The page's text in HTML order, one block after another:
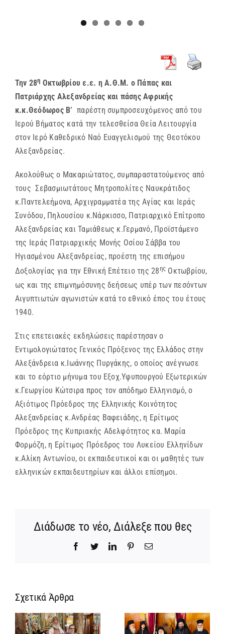
Την 28η Οκτωβρίου ε.ε. η Α.Θ.Μ. ο Πάπας και
Πατριάρχης Αλεξανδρείας και πάσης Αφρικής
κ.κ.Θεόδωρος Β’ παρέστη συμπροσευχόμενος από του
Ιερού Βήματος κατά την τελεσθείσα Θεία Λειτουργία
στον Ιερό Καθεδρικό Ναό Ευαγγελισμού της Θεοτόκου
Αλεξανδρείας.
Ακολούθως ο Μακαριώτατος, συμπαραστατούμενος από
τους Σεβασμιωτάτους Μητροπολίτες Ναυκράτιδος
κ.Παντελεήμονα, Αρχιγραμματέα της Αγίας και Ιεράς
Συνόδου, Πηλουσίου κ.Νάρκισσο, Πατριαρχικό Επίτροπο
Αλεξανδρείας και Ταμιάθεως κ.Γερμανό, Προϊστάμενο
της Ιεράς Πατριαρχικής Μονής Οσίου Σάββα του
Ηγιασμένου Αλεξανδρείας, προέστη της επισήμου
Δοξολογίας για την Εθνική Επέτειο της 28 ης Οκτωβρίου,
ως και της επιμνημόσυνης δεήσεως υπέρ των πεσόντων
Αιγυπτιωτών αγωνιστών κατά το εθνικό έπος του έτους
1940.
Στις επετειακές εκδηλώσεις παρέστησαν ο
Εντιμολογιώτατος Γενικός Πρόξενος της Ελλάδος στην
Αλεξάνδρεια κ.Ιωάννης Πυργάκης, ο οποίος ανέγνωσε
και το εόρτιο μήνυμα του Εξοχ.Υφυπουργού Εξωτερικών
κ.Γεωργίου Κώτσιρα προς τον απόδημο Ελληνισμό, ο
Αξιότιμος Πρόεδρος της Ελληνικής Κοινότητος
Αλεξανδρείας κ.Ανδρέας Βαφειάδης, η Ερίτιμος
Πρόεδρος της Κυπριακής Αδελφότητος κα. Μαρία
Φορμόζη, η Ερίτιμος Πρόεδρος του Λυκείου Ελληνίδων
κ.Αλίκη Αντωνίου, οι εκπαιδευτικοί και οι μαθητές των
ελληνικών εκπαιδευτηρίων και άλλοι επίσημοι.
Διάδωσε το νέο, Διάλεξε που θες
Facebook
TwitterLinkedInPinterestEmail
Σχετικά Άρθρα
ΜΝΗΜΟΣΥΝΟ
ΤΟΥ